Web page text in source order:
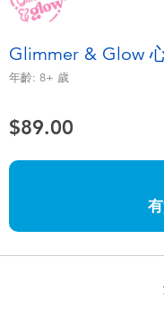
毛毛公仔玩具
夏日用品
任天堂 Switch
Glimmer & Glow
年齡: 8+ 歲
$89.00